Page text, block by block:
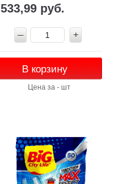
533,99 руб.
В корзину
Цена за - шт